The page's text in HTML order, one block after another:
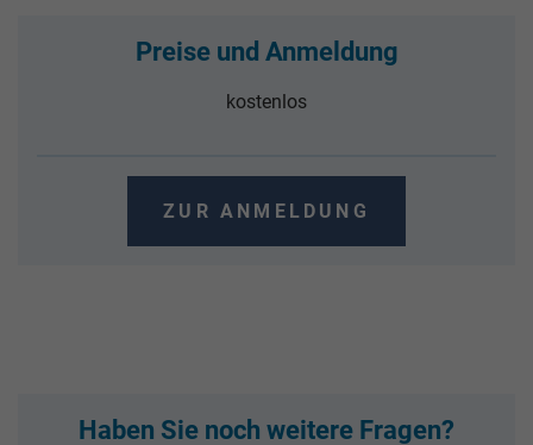
Preise und Anmeldung
kostenlos
ZUR ANMELDUNG
Haben Sie noch weitere Fragen?